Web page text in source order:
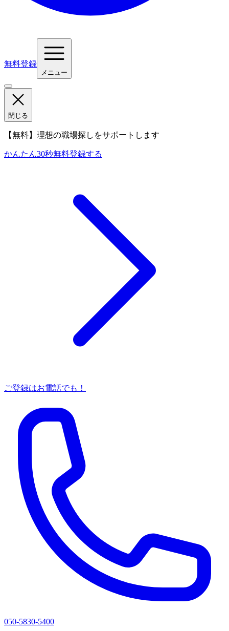
無料登録
メニュー
閉じる
【無料】理想の職場探しをサポートします
かんたん30秒無料登録する
ご登録はお電話でも！
050-5830-5400